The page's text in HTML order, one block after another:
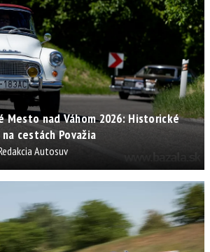
Mesto nad Váhom 2026: Historické
cestách Považia
Autosuv